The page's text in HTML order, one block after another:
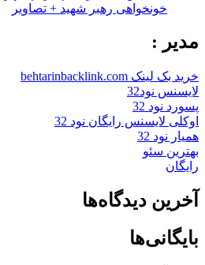
خونخواهی رهبر شهید + تصاویر
مدیر :
خرید بک لینک behtarinbacklink.com
لایسنس نود32
پسورد نود 32
اوکلی لایسنس رایگان نود 32
همیار نود 32
بهترین سئو
رایگان
آخرین دیدگاه‌ها
بایگانی‌ها